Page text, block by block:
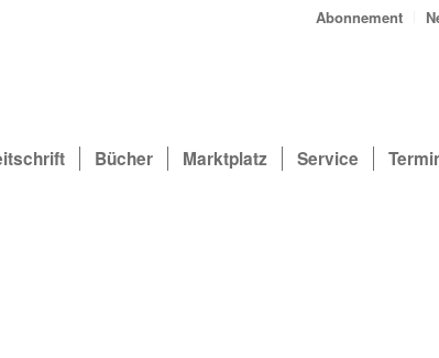
Abonnement
Bücher Marktplatz Service